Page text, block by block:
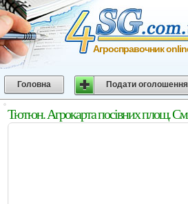
Агросправочник
Головна Подати оголошення
Тютюн. Агрокарта посівних площ.